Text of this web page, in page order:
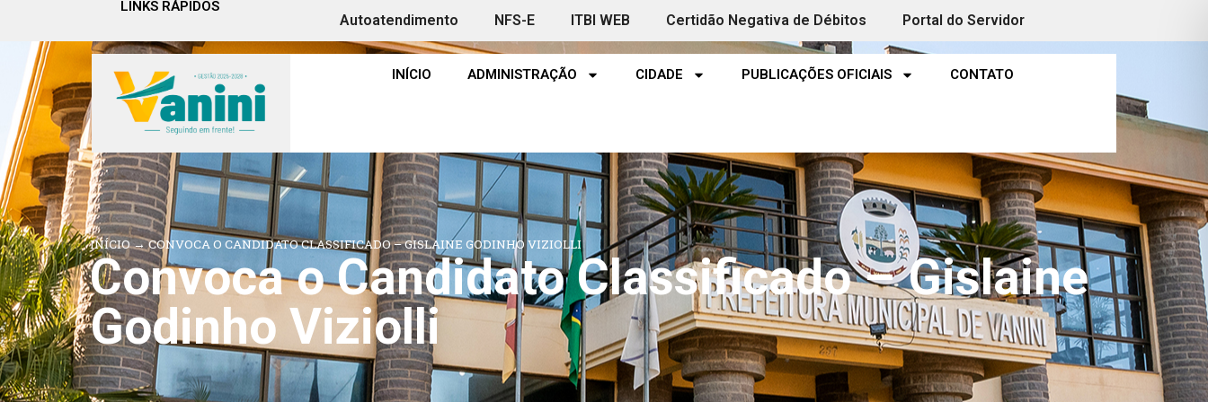
LINKS RÁPIDOS
Autoatendimento NFS-E ITBI WEB Certidão Negativa de Débitos Portal do Servidor
INÍCIO ADMINISTRAÇÃO CIDADE PUBLICAÇÕES OFICIAIS CONTATO
INÍCIO→CONVOCA O CANDIDATO CLASSIFICADO – GISLAINE GODINHO VIZIOLLI
Convoca o Candidato Classificado – Gislaine
Godinho Viziolli